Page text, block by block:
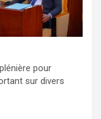
pour
sur divers